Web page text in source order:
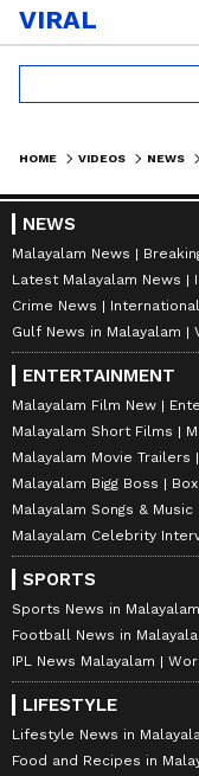
VIRAL
HOME VIDEOS NEWS
NEWS
Malayalam News
Latest Malayalam News
Crime News
Gulf News in Malayalam
ENTERTAINMENT
Malayalam Film New
Malayalam Short Films
Malayalam Movie Trailers
Malayalam Bigg Boss
Malayalam Songs & Music
Malayalam Celebrity
SPORTS
Sports News in Malayalam
Football News in
IPL News Malayalam
LIFESTYLE
Lifestyle News in
Food and Recipes in